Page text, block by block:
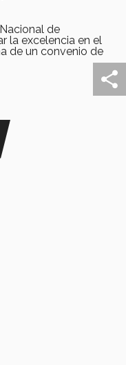
de
la excelencia en el
de un convenio de